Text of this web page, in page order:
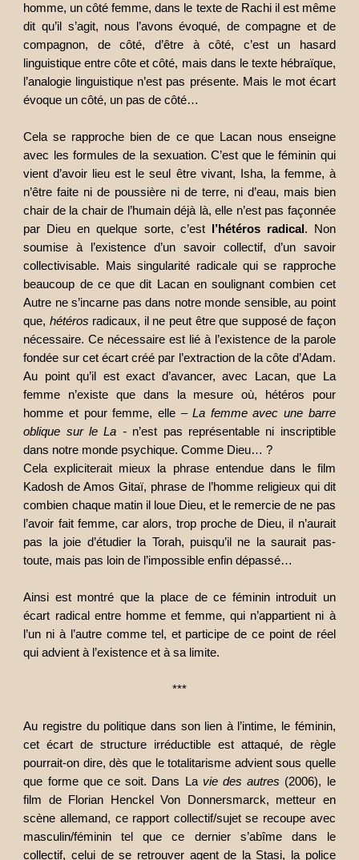
homme, un côté femme, dans le texte de Rachi il est même
dit qu’il s’agit, nous l’avons évoqué, de compagne et de
compagnon, de côté, d’être à côté, c’est un hasard
linguistique entre côte et côté, mais dans le texte hébraïque,
l’analogie linguistique n’est pas présente. Mais le mot écart
évoque un côté, un pas de côté…
Cela se rapproche bien de ce que Lacan nous enseigne
avec les formules de la sexuation. C’est que le féminin qui
vient d’avoir lieu est le seul être vivant, Isha, la femme, à
n’être faite ni de poussière ni de terre, ni d’eau, mais bien
chair de la chair de l’humain déjà là, elle n’est pas façonnée
par Dieu en quelque sorte, c’est
l’hétéros radical . Non
soumise à l’existence d’un savoir collectif, d’un savoir
collectivisable. Mais singularité radicale qui se rapproche
beaucoup de ce que dit Lacan en soulignant combien cet
Autre ne s’incarne pas dans notre monde sensible, au point
que, hétéros radicaux, il ne peut être que supposé de façon
nécessaire. Ce nécessaire est lié à l’existence de la parole
fondée sur cet écart créé par l’extraction de la côte d’Adam.
Au point qu’il est exact d’avancer, avec Lacan, que La
femme n’existe que dans la mesure où, hétéros pour
homme et pour femme, elle– La femme avec une barre
oblique sur le La - n’est pas représentable ni inscriptible
dans notre monde psychique. Comme Dieu… ?
Cela expliciterait mieux la phrase entendue dans le film
Kadosh de Amos Gitaï, phrase de l’homme religieux qui dit
combien chaque matin il loue Dieu, et le remercie de ne pas
l’avoir fait femme, car alors, trop proche de Dieu, il n’aurait
pas la joie d’étudier la Torah, puisqu’il ne la saurait pas-
toute, mais pas loin de l’impossible enfin dépassé…
Ainsi est montré que la place de ce féminin introduit un
écart radical entre homme et femme, qui n’appartient ni à
l’un ni à l’autre comme tel, et participe de ce point de réel
qui advient à l’existence et à sa limite.
***
Au registre du politique dans son lien à l’intime, le féminin,
cet écart de structure irréductible est attaqué, de règle
pourrait-on dire, dès que le totalitarisme advient sous quelle
que forme que ce soit. Dans Lavie des autres (2006), le
film de Florian Henckel Von Donnersmarck, metteur en
scène allemand, ce rapport collectif/sujet se recoupe avec
masculin/féminin tel que ce dernier s’abîme dans le
collectif, celui de se retrouver agent de la Stasi, la police